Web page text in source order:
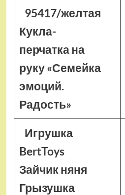
95417/желтая
Кукла-
перчатка на
руку «Семейка
эмоций.
Радость»
Игрушка
BertToys
Зайчик няня
Грызушка